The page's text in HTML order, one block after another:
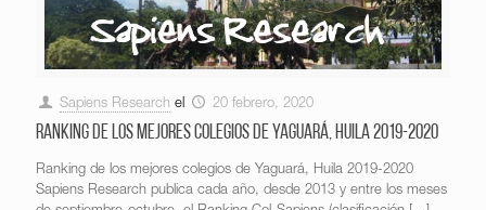
Sapiens Research el 20 febrero, 2020
Ranking de los mejores colegios de Yaguará, Huila 2019-2020
Ranking de los mejores colegios de Yaguará, Huila 2019-2020
Sapiens Research publica cada año, desde 2013 y entre los meses